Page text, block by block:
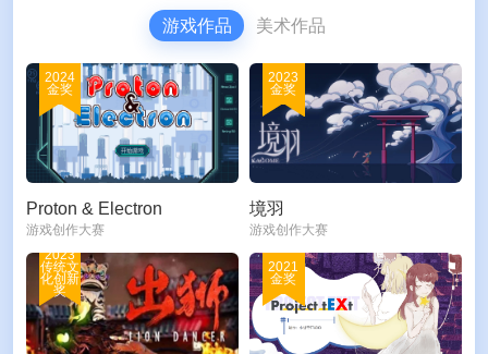
游戏作品 美术作品
2024
金奖
Proton & Electron
游戏创作大赛
2023
金奖
境羽
游戏创作大赛
2023
传统文
化创新
奖
2021
金奖